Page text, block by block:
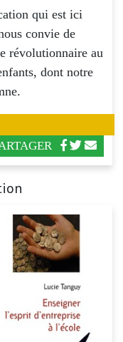
qui est ici
convie de
révolutionnaire au
dont notre